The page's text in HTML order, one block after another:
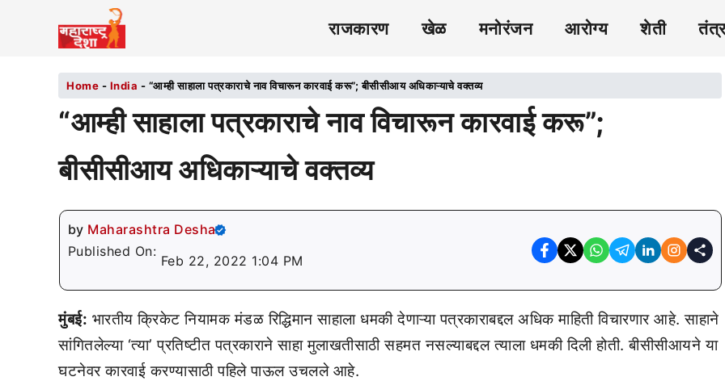
राजकारण खेळ मनोरंजन आरोग्य शेती
Home - India - “आम्ही साहाला पत्रकाराचे नाव विचारून कारवाई करू”; बीसीसीआय अधिकाऱ्याचे वक्तव्य
“आम्ही साहाला पत्रकाराचे नाव विचारून कारवाई करू”;
बीसीसीआय अधिकाऱ्याचे वक्तव्य
by Maharashtra Desha
Published On:
Feb 22, 2022 1:04 PM
मुंबई: भारतीय क्रिकेट नियामक मंडळ रिद्धिमान साहाला धमकी देणाऱ्या पत्रकाराबद्दल अधिक माहिती विचारणार आहे. साहाने
सांगितलेल्या ‘त्या’ प्रतिष्टीत पत्रकाराने साहा मुलाखतीसाठी सहमत नसल्याबद्दल त्याला धमकी दिली होती. बीसीसीआयने या
घटनेवर कारवाई करण्यासाठी पहिले पाऊल उचलले आहे.